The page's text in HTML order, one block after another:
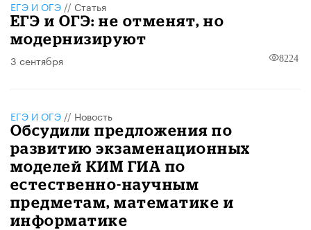
ЕГЭ И ОГЭ // Статья
ЕГЭ и ОГЭ: не отменят, но
модернизируют
3 сентября 8224
ЕГЭ И ОГЭ // Новость
Обсудили предложения по
развитию экзаменационных
моделей КИМ ГИА по
естественно-научным
предметам, математике и
информатике